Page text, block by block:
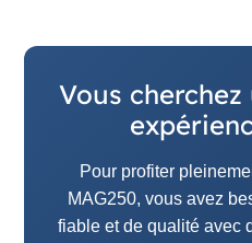
Vous
Pour profiter
MAG250, vous avez
fiable et de qualité avec